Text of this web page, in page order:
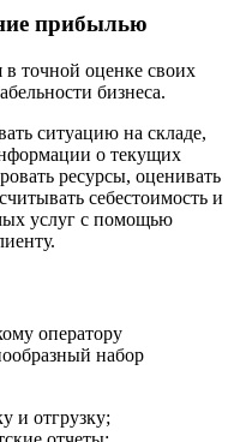
прибылью
в точной оценке своих
бизнеса.
ситуацию на складе,
о текущих
ресурсы, оценивать
себестоимость и
услуг с помощью
оператору
набор
и отгрузку;